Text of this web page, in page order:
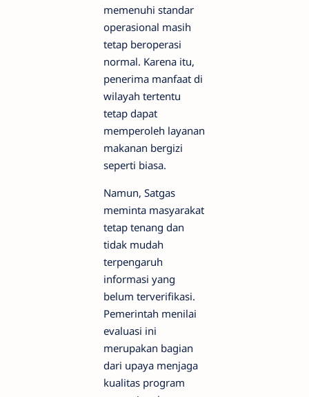
memenuhi standar
operasional masih
tetap beroperasi
normal. Karena itu,
penerima manfaat di
wilayah tertentu
tetap dapat
memperoleh layanan
makanan bergizi
seperti biasa.
Namun, Satgas
meminta masyarakat
tetap tenang dan
tidak mudah
terpengaruh
informasi yang
belum terverifikasi.
Pemerintah menilai
evaluasi ini
merupakan bagian
dari upaya menjaga
kualitas program